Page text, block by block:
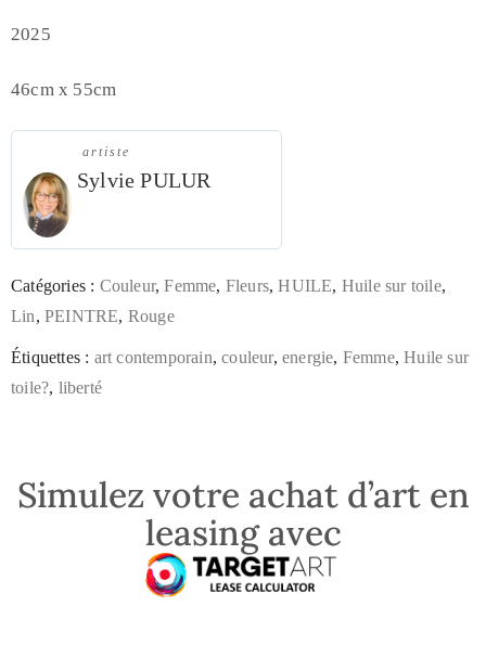
2025
46cm x 55cm
artiste
Sylvie PULUR
Catégories : Couleur,Femme, Fleurs,HUILE, Huile sur toile,
Lin,PEINTRE, Rouge
Étiquettes : art contemporain,couleur,energie, Femme,Huile sur
toile?, liberté
Simulez votre achat d’art en
leasing avec